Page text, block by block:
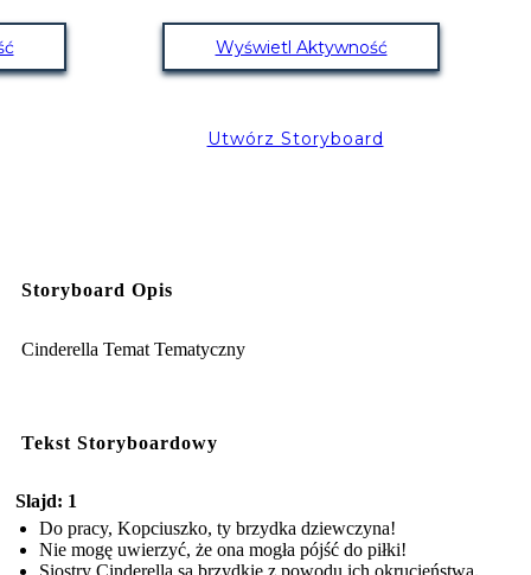
Wyświetl Aktywność
Utwórz Storyboard
Storyboard Opis
Cinderella Temat Tematyczny
Tekst Storyboardowy
Slajd: 1
Do pracy, Kopciuszko, ty brzydka dziewczyna!
Nie mogę uwierzyć, że ona mogła pójść do piłki!
Siostry Cinderella są brzydkie z powodu ich okrucieństwa.